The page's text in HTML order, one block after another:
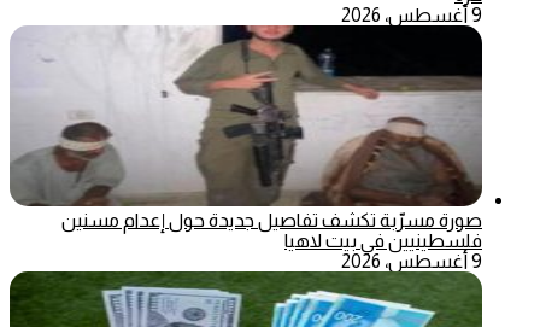
9 أغسطس، 2026
صورة مسرّبة تكشف تفاصيل جديدة حول إعدام مسنين
فلسطينيين في بيت لاهيا
9 أغسطس، 2026